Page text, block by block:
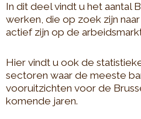
In dit deel vindt u het aantal
werken, die op zoek zijn
actief zijn op de
Hier vindt u ook de
sectoren waar de meeste
vooruitzichten voor de
komende jaren.